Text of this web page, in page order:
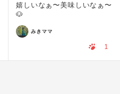
嬉しいなぁ〜美味しいなぁ〜
🐶
みきママ
1